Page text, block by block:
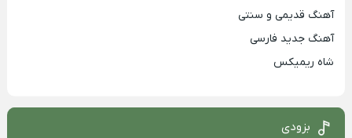
آهنگ قدیمی و سنتی
آهنگ جدید فارسی
شاه ریمیکس
بزودی